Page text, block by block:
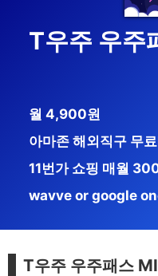
T우주 우주
월 4,900원
아마존 해외직구 무
11번가 쇼핑 매월
wavve or google
T우주 우주패스